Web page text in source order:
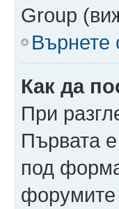
Group
Върнете
Как да
При
Първата
под
форумите